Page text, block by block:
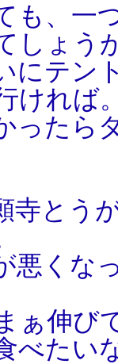
も、一
しょう
にテン
ければ
ったら
寺とう
悪くな
ぁ伸び
べたい